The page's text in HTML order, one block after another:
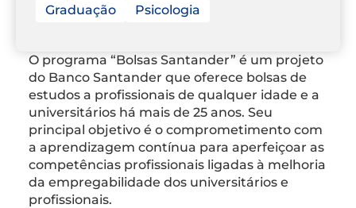
Graduação Psicologia
O programa “Bolsas Santander” é um projeto
do Banco Santander que oferece bolsas de
estudos a profissionais de qualquer idade e a
universitários há mais de 25 anos. Seu
principal objetivo é o comprometimento com
a aprendizagem contínua para aperfeiçoar as
competências profissionais ligadas à melhoria
da empregabilidade dos universitários e
profissionais.